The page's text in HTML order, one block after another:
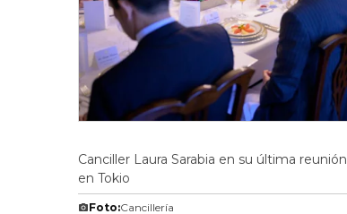
Canciller Laura Sarabia en su última reunión
en Tokio
Foto:Cancillería